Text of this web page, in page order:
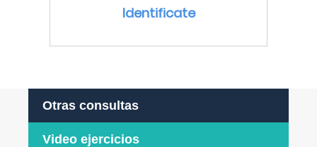
Identificate
Otras consultas
Video ejercicios